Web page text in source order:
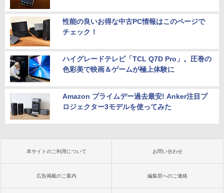
性能の良いお得な中古PC情報はこのページで
チェック！
ハイグレードテレビ「TCL Q7D Pro」。圧巻の
色彩美で映画＆ゲームが極上体験に
Amazon プライムデー過去最安! Anker注目プ
ロジェクター3モデルを使ってみた
本サイトのご利用について お問い合わせ
広告掲載のご案内 編集部へのご連絡